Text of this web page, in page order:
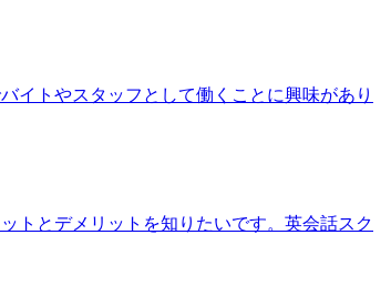
イトやスタッフとして働くことに興味があり
トとデメリットを知りたいです。英会話スク